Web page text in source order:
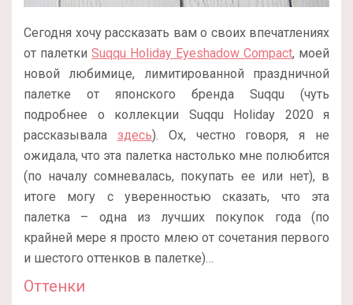
Сегодня хочу рассказать вам о своих впечатлениях
от палетки Suqqu Holiday Eyeshadow Compact, моей
новой любимице, лимитированной праздничной
палетке от японского бренда Suqqu (чуть
подробнее о коллекции Suqqu Holiday 2020 я
рассказывала здесь). Ох, честно говоря, я не
ожидала, что эта палетка настолько мне полюбится
(по началу сомневалась, покупать ее или нет), в
итоге могу с уверенностью сказать, что эта
палетка – одна из лучших покупок года (по
крайней мере я просто млею от сочетания первого
и шестого оттенков в палетке)…
Оттенки